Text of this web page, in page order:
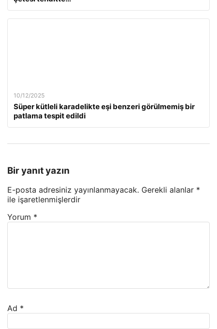
10/12/2025
Süper kütleli karadelikte eşi benzeri görülmemiş bir
patlama tespit edildi
Bir yanıt yazın
E-posta adresiniz yayınlanmayacak. Gerekli alanlar *
ile işaretlenmişlerdir
Yorum *
Ad *